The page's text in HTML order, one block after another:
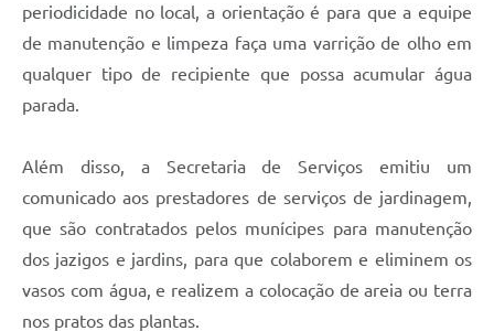
periodicidade no local, a orientação é para que a equipe
de manutenção e limpeza faça uma varrição de olho em
qualquer tipo de recipiente que possa acumular água
parada.
Além disso, a Secretaria de Serviços emitiu um
comunicado aos prestadores de serviços de jardinagem,
que são contratados pelos munícipes para manutenção
dos jazigos e jardins, para que colaborem e eliminem os
vasos com água, e realizem a colocação de areia ou terra
nos pratos das plantas.